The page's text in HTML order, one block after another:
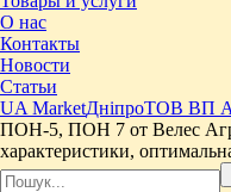
О нас
Контакты
Новости
Статьи
UA MarketДніпроТОВ ВП
ПОН-5, ПОН 7 от Велес
характеристики,